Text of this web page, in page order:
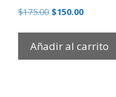
$175.00 $150.00
Añadir al carrito